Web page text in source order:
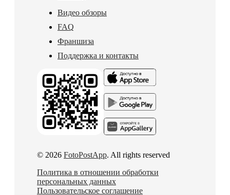
Видео обзоры
FAQ
Франшиза
Поддержка и контакты
© 2026 FotoPostApp. All rights reserved
Политика в отношении обработки
персональных данных
Пользовательское соглашение